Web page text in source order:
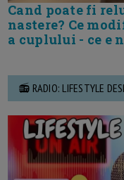
Cand poate fi
nastere? Ce
a cuplului - ce e
📻 RADIO: LIFESTYLE